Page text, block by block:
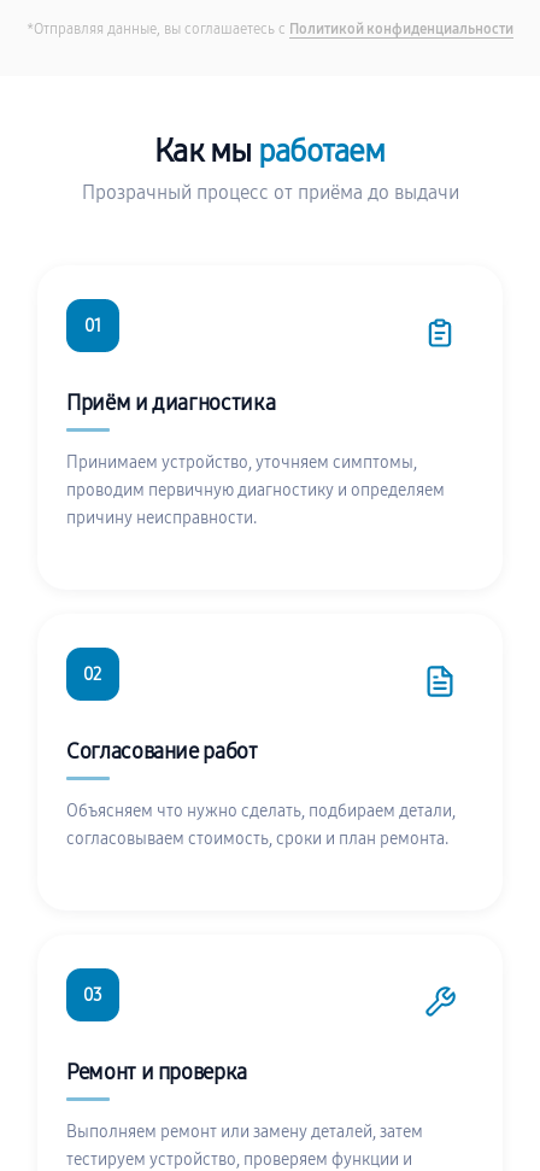
*Отправляя данные, вы соглашаетесь с Политикой конфиденциальности
Как мы работаем
Прозрачный процесс от приёма до выдачи
01
Приём и диагностика
Принимаем устройство, уточняем симптомы,
проводим первичную диагностику и определяем
причину неисправности.
02
Согласование работ
Объясняем что нужно сделать, подбираем детали,
согласовываем стоимость, сроки и план ремонта.
03
Ремонт и проверка
Выполняем ремонт или замену деталей, затем
тестируем устройство, проверяем функции и